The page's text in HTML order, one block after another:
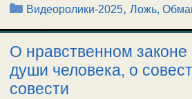
Рубрики
Видеоролики-2025,Ложь,
О нравственном законе
души человека, о
совести